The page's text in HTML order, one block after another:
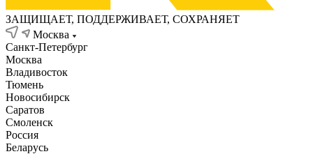
ЗАЩИЩАЕТ, ПОДДЕРЖИВАЕТ, СОХРАНЯЕТ
Москва
Санкт-Петербург
Москва
Владивосток
Тюмень
Новосибирск
Саратов
Смоленск
Россия
Беларусь